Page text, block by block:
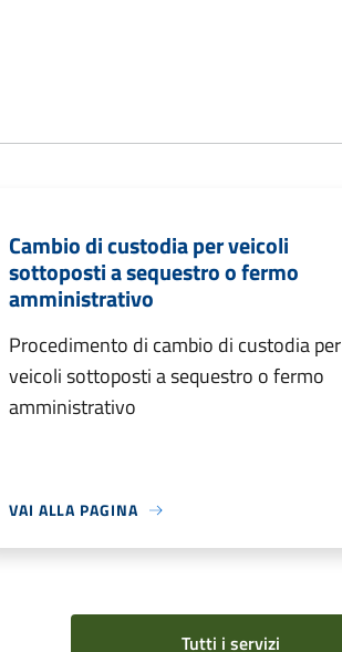
Cambio di custodia per veicoli
sottoposti a sequestro o fermo
amministrativo
Procedimento di cambio di custodia per
veicoli sottoposti a sequestro o fermo
amministrativo
VAI ALLA PAGINA
Tutti i servizi